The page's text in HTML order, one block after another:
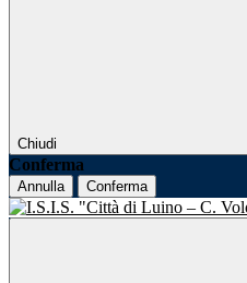
Chiudi
Conferma
Annulla Conferma